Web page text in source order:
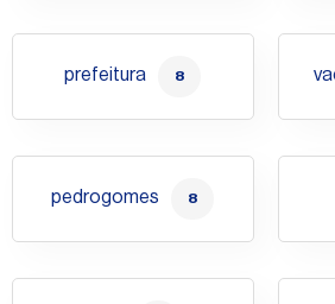
prefeitura 8
pedrogomes 8